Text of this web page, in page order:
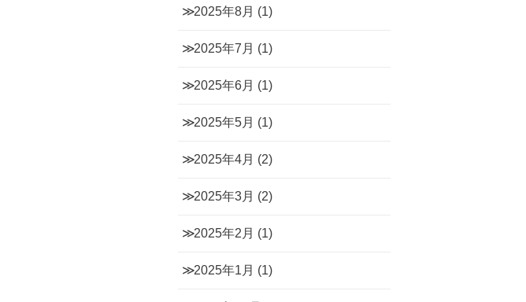
2025年8月 (1)
2025年7月 (1)
2025年6月 (1)
2025年5月 (1)
2025年4月 (2)
2025年3月 (2)
2025年2月 (1)
2025年1月 (1)